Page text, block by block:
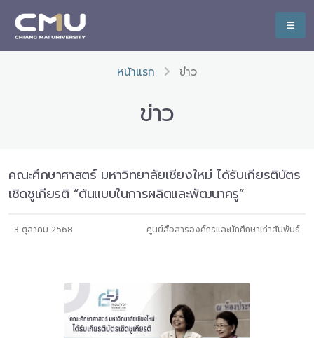
หน้าแรก ข่าว
ข่าว
คณะศึกษาศาสตร์ มหาวิทยาลัยเชียงใหม่ ได้รับเกียรติบัตร
เชิดชูเกียรติ “ต้นแบบในการผลิตและพัฒนาครู”
3 ตุลาคม 2568 ศูนย์สื่อสารองค์กรและนักศึกษาเก่าสัมพันธ์